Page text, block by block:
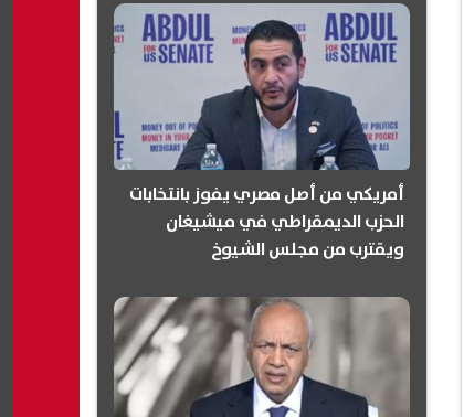
أمريكي من أصل مصري يفوز بانتخابات
الحزب الديمقراطي في ميشيغان
ويقترب من مجلس الشيوخ